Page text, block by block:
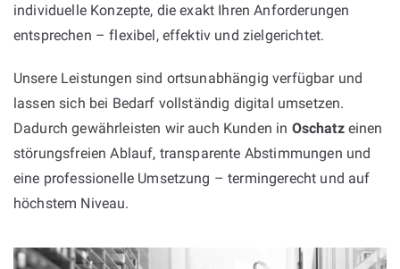
individuelle Konzepte, die exakt Ihren Anforderungen
entsprechen – flexibel, effektiv und zielgerichtet.
Unsere Leistungen sind ortsunabhängig verfügbar und
lassen sich bei Bedarf vollständig digital umsetzen.
Dadurch gewährleisten wir auch Kunden in Oschatzeinen
störungsfreien Ablauf, transparente Abstimmungen und
eine professionelle Umsetzung – termingerecht und auf
höchstem Niveau.